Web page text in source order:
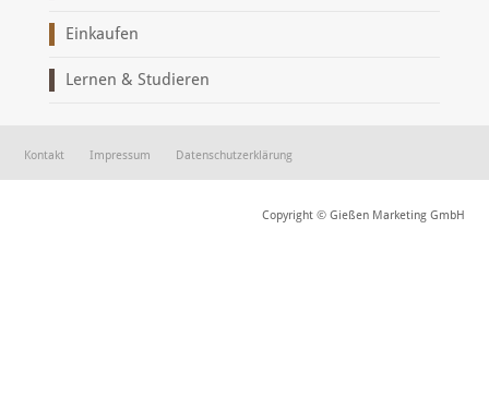
Einkaufen
Lernen & Studieren
Kontakt Impressum Datenschutzerklärung
Copyright © Gießen Marketing GmbH